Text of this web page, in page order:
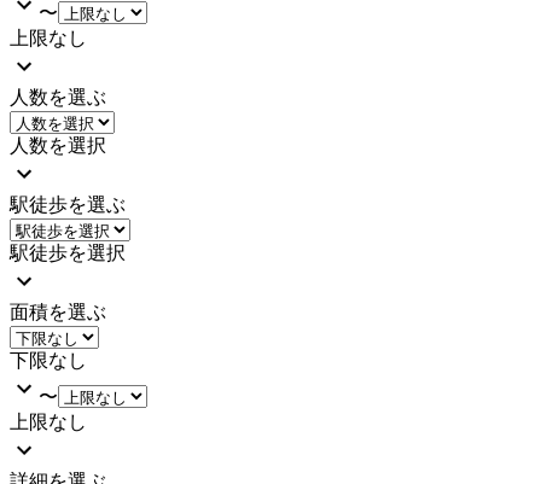
〜
上限なし
人数を選ぶ
人数を選択
駅徒歩を選ぶ
駅徒歩を選択
面積を選ぶ
下限なし
〜
上限なし